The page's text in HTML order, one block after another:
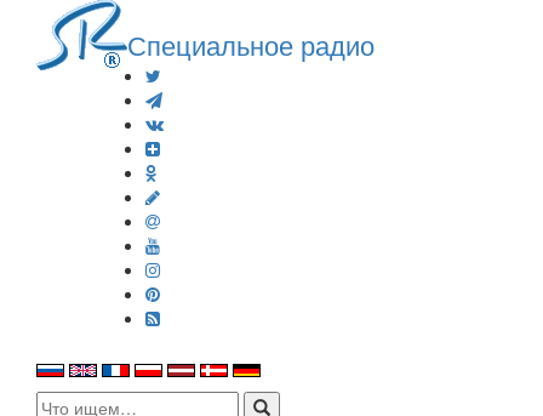
Специальное радио
Search